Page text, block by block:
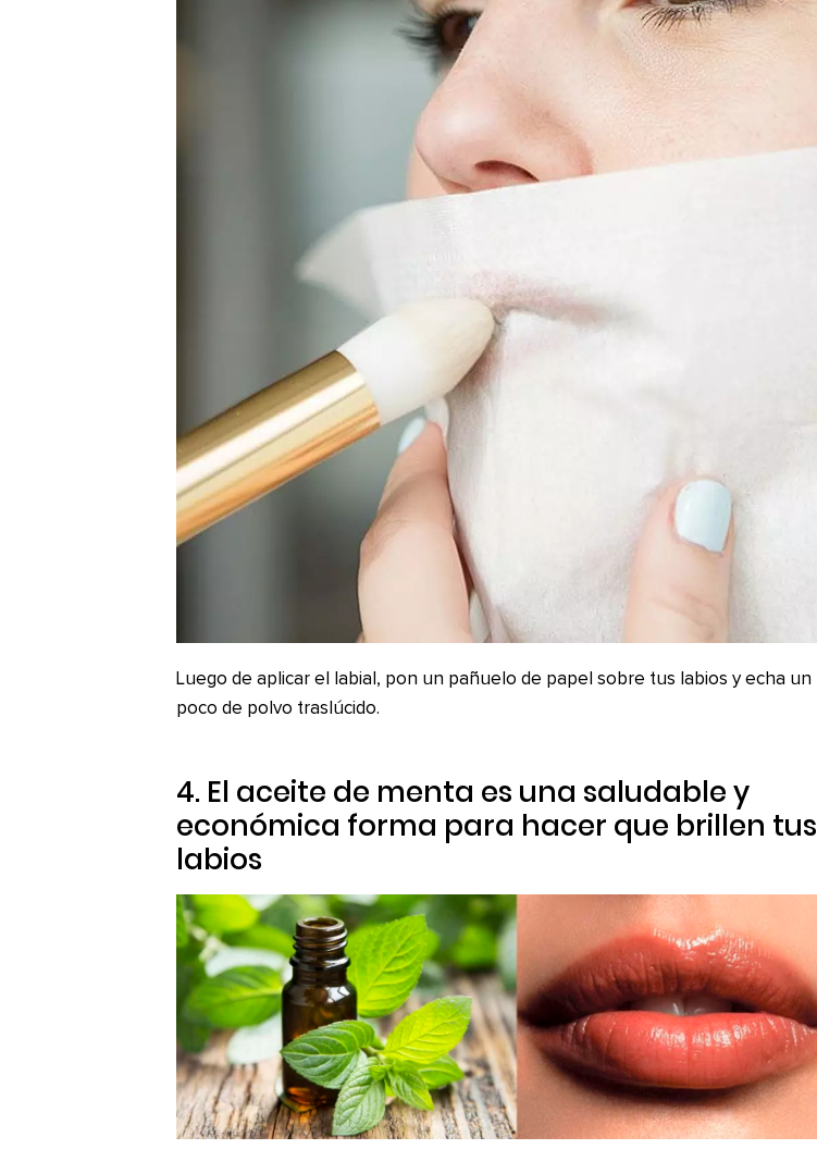
Luego de aplicar el labial, pon un pañuelo de papel sobre tus labios y echa un
poco de polvo traslúcido.
4. El aceite de menta es una saludable y
económica forma para hacer que brillen tus
labios